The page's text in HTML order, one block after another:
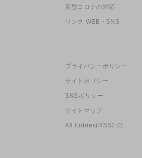
新型コロナの対応
リンク WEB・SNS
プライバシーポリシー
サイトポリシー
SNSポリシー
サイトマップ
All Entries(RSS2.0)